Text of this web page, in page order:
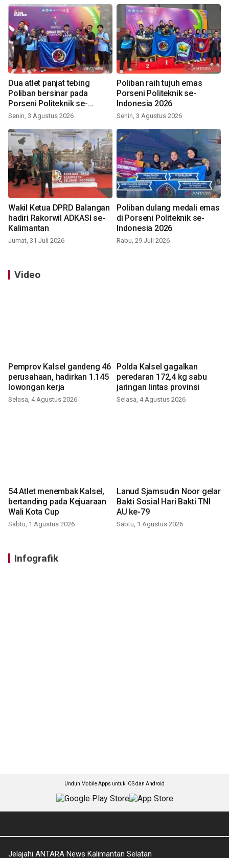
Dua atlet panjat tebing
Poliban bersinar pada
Porseni Politeknik se-
Indonesia 2026
Senin, 3 Agustus 2026
Poliban raih tujuh emas
Porseni Politeknik se-
Indonesia 2026
Senin, 3 Agustus 2026
Wakil Ketua DPRD Balangan
hadiri Rakorwil ADKASI se-
Kalimantan
Jumat, 31 Juli 2026
Poliban dulang medali emas
di Porseni Politeknik se-
Indonesia 2026
Rabu, 29 Juli 2026
Video
Pemprov Kalsel gandeng 46
perusahaan, hadirkan 1.145
lowongan kerja
Selasa, 4 Agustus 2026
Polda Kalsel gagalkan
peredaran 172,4 kg sabu
jaringan lintas provinsi
Selasa, 4 Agustus 2026
54 Atlet menembak Kalsel,
bertanding pada Kejuaraan
Wali Kota Cup
Sabtu, 1 Agustus 2026
Lanud Sjamsudin Noor gelar
Bakti Sosial Hari Bakti TNI
AU ke-79
Sabtu, 1 Agustus 2026
Infografik
Unduh Mobile Apps untuk iOS dan Android
Jelajahi ANTARA News Kalimantan Selatan